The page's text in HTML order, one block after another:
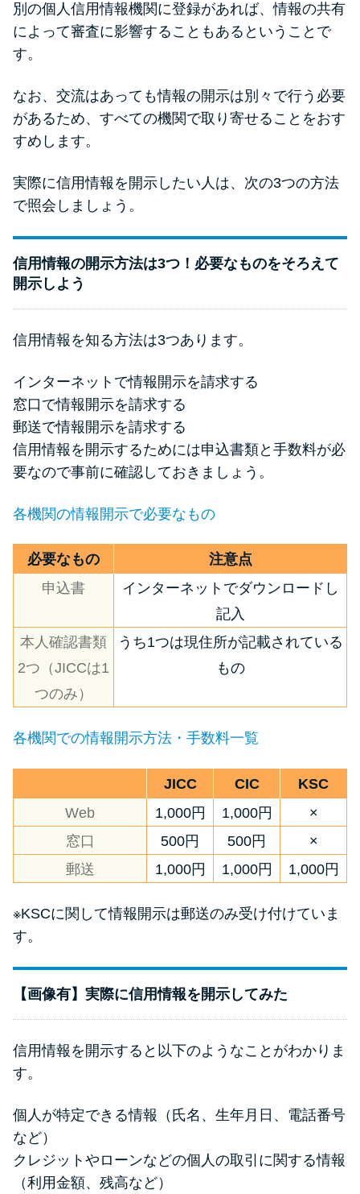
別の個人信用情報機関に登録があれば、情報の共有
によって審査に影響することもあるということで
す。
なお、交流はあっても情報の開示は別々で行う必要
があるため、すべての機関で取り寄せることをおす
すめします。
実際に信用情報を開示したい人は、次の3つの方法
で照会しましょう。
信用情報の開示方法は3つ！必要なものをそろえて
開示しよう
信用情報を知る方法は3つあります。
インターネットで情報開示を請求する
窓口で情報開示を請求する
郵送で情報開示を請求する
信用情報を開示するためには申込書類と手数料が必
要なので事前に確認しておきましょう。
各機関の情報開示で必要なもの
必要なもの
注意点
申込書
インターネットでダウンロードし
記入
本人確認書類
2つ（JICCは1
つのみ）
うち1つは現住所が記載されている
もの
各機関での情報開示方法・手数料一覧
JICC CIC
KSC
Web
1,000円 1,000円
×
窓口
500円 500円
×
郵送
1,000円 1,000円 1,000円
※KSCに関して情報開示は郵送のみ受け付けていま
す。
【画像有】実際に信用情報を開示してみた
信用情報を開示すると以下のようなことがわかりま
す。
個人が特定できる情報（氏名、生年月日、電話番号
など）
クレジットやローンなどの個人の取引に関する情報
（利用金額、残高など）